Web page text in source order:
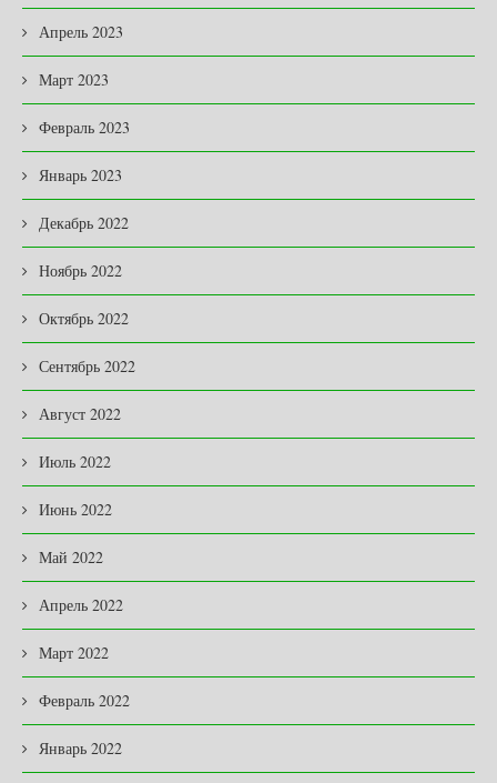
Апрель 2023
Март 2023
Февраль 2023
Январь 2023
Декабрь 2022
Ноябрь 2022
Октябрь 2022
Сентябрь 2022
Август 2022
Июль 2022
Июнь 2022
Май 2022
Апрель 2022
Март 2022
Февраль 2022
Январь 2022